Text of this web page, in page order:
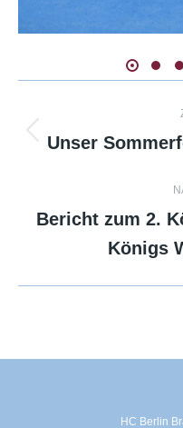
Unser
Bericht zum 2.
Königs
HC Berlin